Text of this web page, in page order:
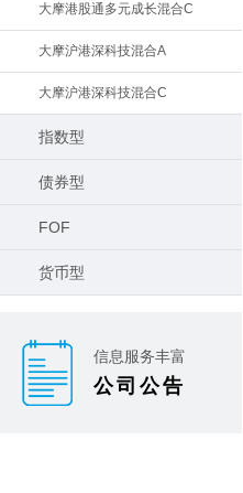
大摩港股通多元成长混合C
大摩沪港深科技混合A
大摩沪港深科技混合C
指数型
债券型
FOF
货币型
信息服务丰富
公司公告